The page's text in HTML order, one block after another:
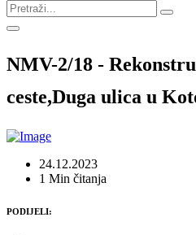
NMV-2/18 -
ceste,Duga ulica u
24.12.2023
1 Min čitanja
PODIJELI: